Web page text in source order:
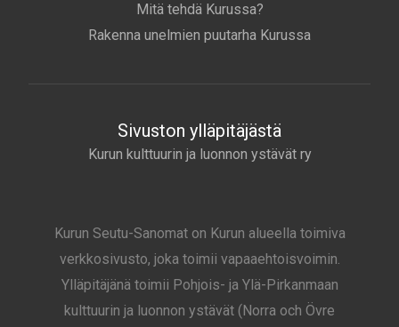
Mitä tehdä Kurussa?
Rakenna unelmien puutarha Kurussa
Sivuston ylläpitäjästä
Kurun kulttuurin ja luonnon ystävät ry
Kurun Seutu-Sanomat on Kurun alueella toimiva
verkkosivusto, joka toimii vapaaehtoisvoimin.
Ylläpitäjänä toimii Pohjois- ja Ylä-Pirkanmaan
kulttuurin ja luonnon ystävät (Norra och Övre